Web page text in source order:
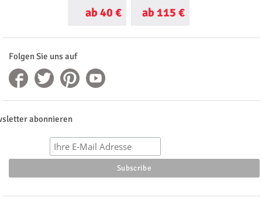
ab 40 € ab 115 €
Folgen Sie uns auf
abonnieren